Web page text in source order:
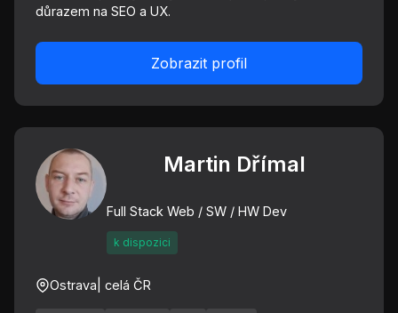
důrazem na SEO a UX.
Zobrazit profil
Martin Dřímal
Full Stack Web / SW / HW Dev
k dispozici
Ostrava | celá ČR